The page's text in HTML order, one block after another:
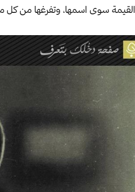
القيمة سوى اسمها، وتفرغها من كل